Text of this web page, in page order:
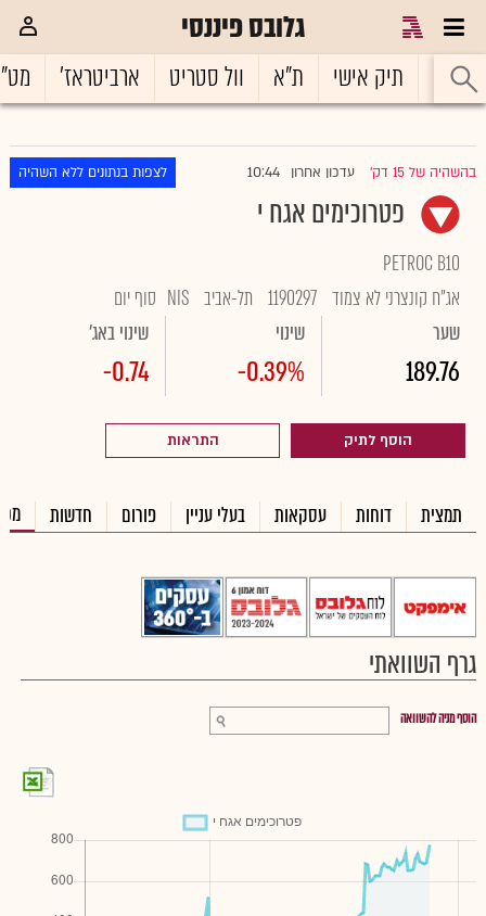
גלובס פיננסי
ראשי תיק אישי ת"א וול סטריט ארביטראז'
בהשהיה של 15 דק' עדכון אחרון 10:44 לצפות בנתונים ללא השהיה
פטרוכימים אגח י
PETROC B10
אג"ח קונצרני לא צמוד 1190297 תל-אביב NIS סוף יום
שער
189.76
שינוי
-0.39%
שינוי באג'
-0.74
הוסף לתיק התראות
תמצית דוחות עסקאות בעלי עניין פורום חדשות
גרף השוואתי
הוסף מניה להשוואה